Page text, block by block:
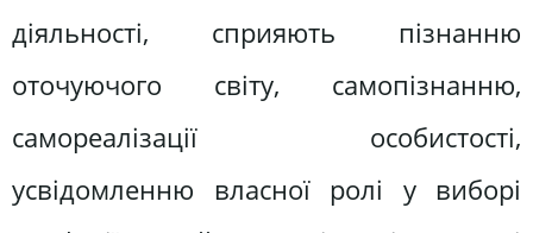
діяльності, сприяють пізнанню
оточуючого світу, самопізнанню,
самореалізації особистості,
усвідомленню власної ролі у виборі